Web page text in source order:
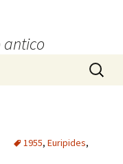
Ricerca
per:
1955, Euripides,